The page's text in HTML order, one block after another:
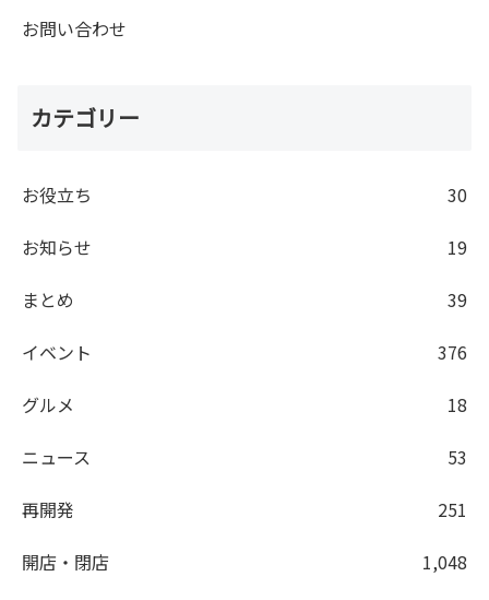
お問い合わせ
カテゴリー
お役立ち
30
お知らせ
19
まとめ
39
イベント
376
グルメ
18
ニュース
53
再開発
251
開店・閉店
1,048